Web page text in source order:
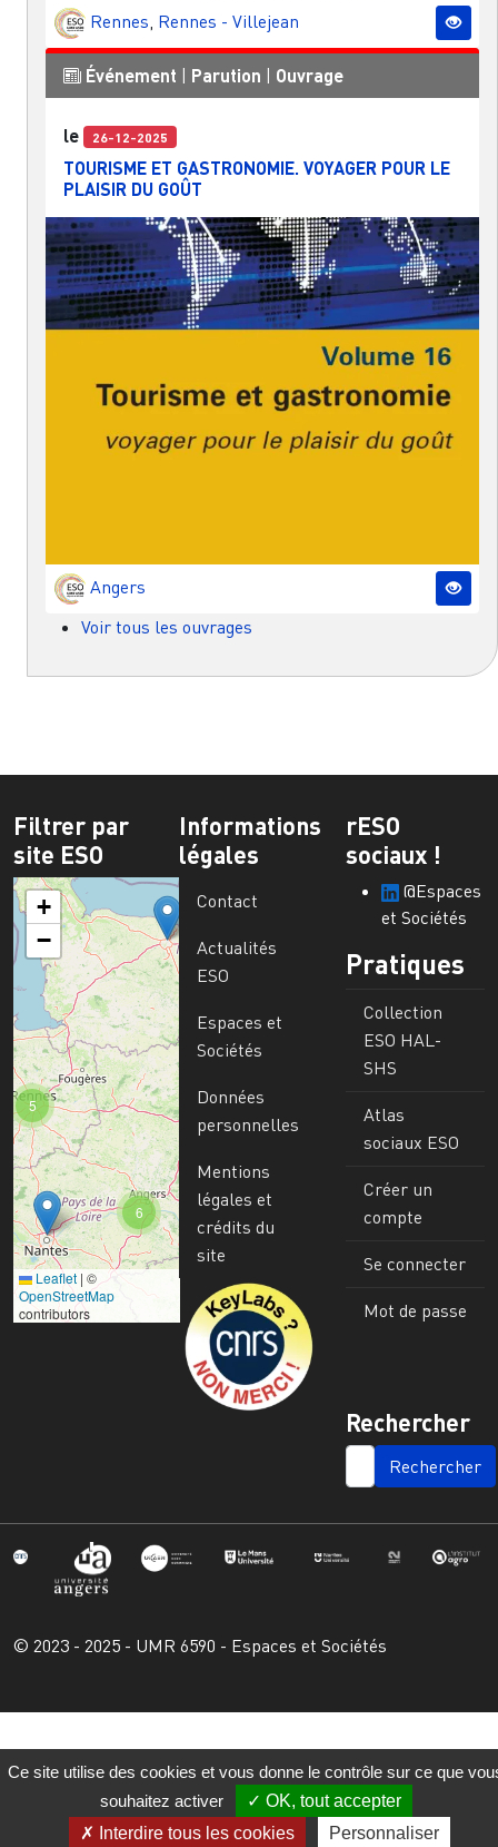
Rennes, Rennes - Villejean
Événement Parution Ouvrage
le 26-12-2025
TOURISME ET GASTRONOMIE. VOYAGER POUR LE
PLAISIR DU GOÛT
Angers
Voir tous les ouvrages
Filtrer par
site ESO
6
5
+
−
Leaflet | ©
OpenStreetMap
contributors
Informations
légales
Contact
Actualités
ESO
Espaces et
Sociétés
Données
personnelles
Mentions
légales et
crédits du
site
Image
rESO
sociaux !
@Espaces
et Sociétés
Pratiques
Collection
ESO HAL-
SHS
Atlas
sociaux ESO
Créer un
compte
Se connecter
Mot de passe
Rechercher
SEARCH
© 2023 - 2025 - UMR 6590 - Espaces et Sociétés
Ce site utilise des cookies et vous donne le contrôle sur ce que
souhaitez activer
OK, tout accepter
Interdire tous les cookies
Personnaliser